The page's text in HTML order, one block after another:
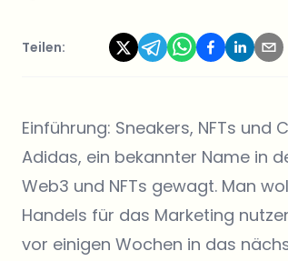
Teilen:
Einführung: Sneakers, NFTs und
Adidas, ein bekannter Name in
Web3 und NFTs gewagt. Man
Handels für das Marketing
vor einigen Wochen in das